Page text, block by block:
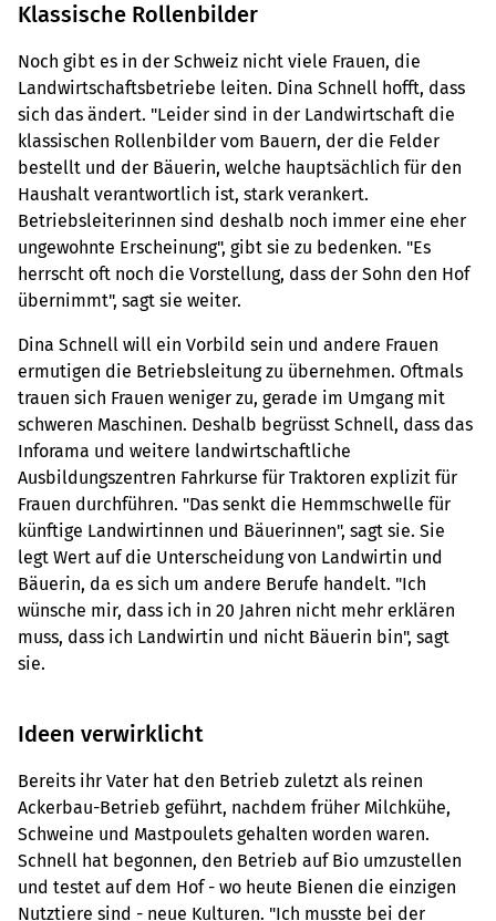
Klassische Rollenbilder
Noch gibt es in der Schweiz nicht viele Frauen, die
Landwirtschaftsbetriebe leiten. Dina Schnell hofft, dass
sich das ändert. "Leider sind in der Landwirtschaft die
klassischen Rollenbilder vom Bauern, der die Felder
bestellt und der Bäuerin, welche hauptsächlich für den
Haushalt verantwortlich ist, stark verankert.
Betriebsleiterinnen sind deshalb noch immer eine eher
ungewohnte Erscheinung", gibt sie zu bedenken. "Es
herrscht oft noch die Vorstellung, dass der Sohn den Hof
übernimmt", sagt sie weiter.
Dina Schnell will ein Vorbild sein und andere Frauen
ermutigen die Betriebsleitung zu übernehmen. Oftmals
trauen sich Frauen weniger zu, gerade im Umgang mit
schweren Maschinen. Deshalb begrüsst Schnell, dass das
Inforama und weitere landwirtschaftliche
Ausbildungszentren Fahrkurse für Traktoren explizit für
Frauen durchführen. "Das senkt die Hemmschwelle für
künftige Landwirtinnen und Bäuerinnen", sagt sie. Sie
legt Wert auf die Unterscheidung von Landwirtin und
Bäuerin, da es sich um andere Berufe handelt. "Ich
wünsche mir, dass ich in 20 Jahren nicht mehr erklären
muss, dass ich Landwirtin und nicht Bäuerin bin", sagt
sie.
Ideen verwirklicht
Bereits ihr Vater hat den Betrieb zuletzt als reinen
Ackerbau-Betrieb geführt, nachdem früher Milchkühe,
Schweine und Mastpoulets gehalten worden waren.
Schnell hat begonnen, den Betrieb auf Bio umzustellen
und testet auf dem Hof - wo heute Bienen die einzigen
Nutztiere sind - neue Kulturen. "Ich musste bei der